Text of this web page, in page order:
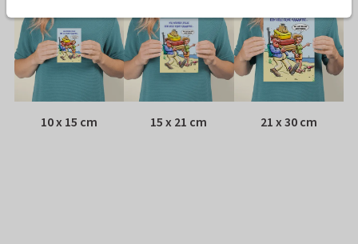
10 x 15 cm 15 x 21 cm 21 x 30 cm